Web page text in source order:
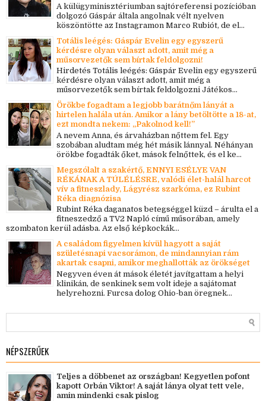
A külügyminisztériumban sajtóreferensi pozícióban
dolgozó Gáspár általa angolnak vélt nyelven
köszöntötte az Instagramon Marco Rubiót, de el...
Totális leégés: Gáspár Evelin egy egyszerű
kérdésre olyan választ adott, amit még a
műsorvezetők sem bírtak feldolgozni!
Hirdetés Totális leégés: Gáspár Evelin egy egyszerű
kérdésre olyan választ adott, amit még a
műsorvezetők sem bírtak feldolgozni Játékos...
Örökbe fogadtam a legjobb barátnőm lányát a
hirtelen halála után. Amikor a lány betöltötte a 18-at,
ezt mondta nekem: „Pakolnod kell!”
A nevem Anna, és árvaházban nőttem fel. Egy
szobában aludtam még hét másik lánnyal. Néhányan
örökbe fogadták őket, mások felnőttek, és el ke...
Megszólalt a szakértő, ENNYI ESÉLYE VAN
RÉKÁNAK A TÚLÉLÉSRE, valódi élet-halál harcot
vív a fitneszlady, Lágyrész szarkóma, ez Rubint
Réka diagnózisa
Rubint Réka daganatos betegséggel küzd – árulta el a
fitneszedző a TV2 Napló című műsorában, amely
szombaton kerül adásba. Az első képkockák...
A családom figyelmen kívül hagyott a saját
születésnapi vacsorámon, de mindannyian rám
akartak csapni, amikor meghallották az örökséget
Negyven éven át mások életét javítgattam a helyi
klinikán, de senkinek sem volt ideje a sajátomat
helyrehozni. Furcsa dolog Ohio-ban öregnek...
NÉPSZERŰEK
Teljes a döbbenet az országban! Kegyetlen pofont
kapott Orbán Viktor! A saját lánya olyat tett vele,
amin mindenki csak pislog